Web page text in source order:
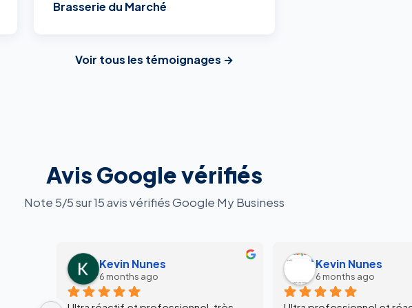
Brasserie du Marché
Voir tous les témoignages →
Avis Google vérifiés
Note 5/5 sur 15 avis vérifiés Google My Business
Kevin Nunes
6 months ago
Kevin Nunes
6 months ago